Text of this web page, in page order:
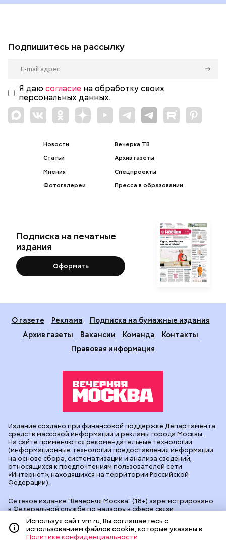
Подпишитесь на рассылку
Я даю согласие на обработку своих
персональных данных.
Новости
Статьи
Мнения
Фотогалереи
Вечерка ТВ
Архив газеты
Спецпроекты
Пресса в образовании
Подписка на печатные
издания
Оформить
О газете Реклама
Подписка на бумажные издания
Архив газеты
Вакансии Команда
Контакты
Правовая информация
Сетевое издание "Вечерняя Москва" (18+) зарегистрировано
в Федеральной службе по надзору в сфере связи,
информационных технологий и массовых коммуникаций
(Роскомнадзор). Свидетельство о регистрации ЭЛ № ФС 77 -
90524 от 09.12.2025. Учредитель: АО "Редакция газеты
Издание создано при финансовой поддержке Департамента
средств массовой информации и рекламы города Москвы.
На сайте применяются рекомендательные технологии
(информационные технологии предоставления информации
на основе сбора, систематизации и анализа сведений,
относящихся к предпочтениям пользователей сети
«Интернет», находящихся на территории Российской
Федерации).
Используя сайт vm.ru, Вы соглашаетесь с
использованием файлов cookie, которые указаны в
Политике конфиденциальности